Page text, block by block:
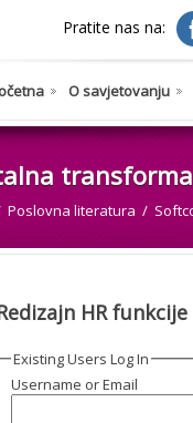
Pratite nas na:
O savjetovanju
Poslovna literatura
HR
Existing Users Log In
Username or Email